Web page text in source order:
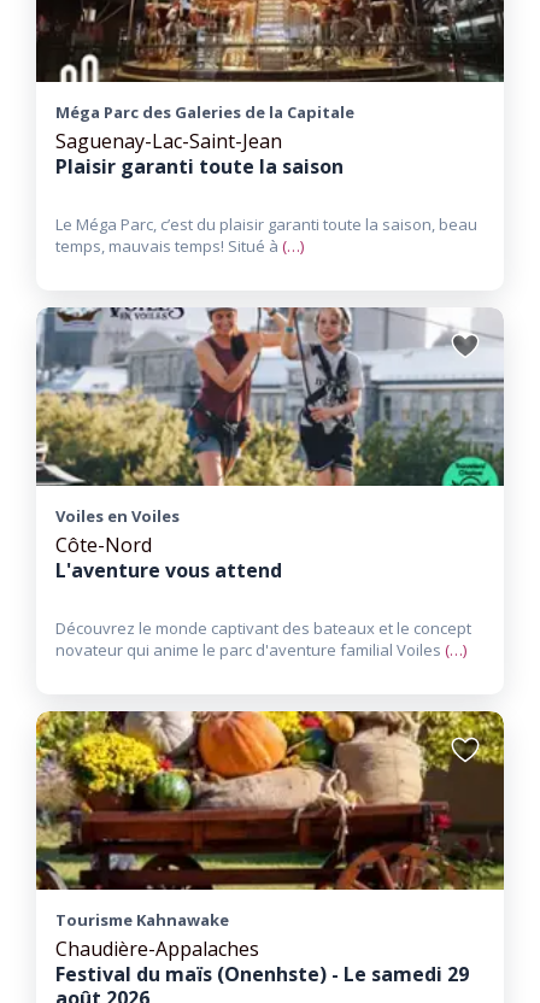
Méga Parc des Galeries de la Capitale
Saguenay-Lac-Saint-Jean
Plaisir garanti toute la saison
Le Méga Parc, c’est du plaisir garanti toute la saison, beau
temps, mauvais temps! Situé à (…)
Ajouter
aux
favoris
Voiles en Voiles
Côte-Nord
L'aventure vous attend
Découvrez le monde captivant des bateaux et le concept
novateur qui anime le parc d'aventure familial Voiles (…)
Ajouter
Tourisme Kahnawake
Chaudière-Appalaches
Festival du maïs (Onenhste) - Le samedi 29
août 2026